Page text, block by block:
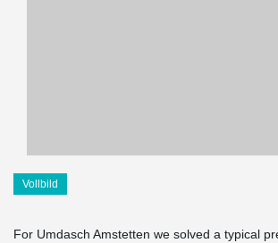
Vollbild
For Umdasch Amstetten we solved a typical